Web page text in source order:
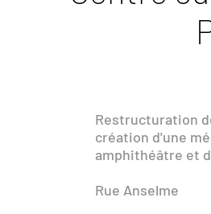
Restructuration
création d'une
amphithéâtre et
Rue Anselme